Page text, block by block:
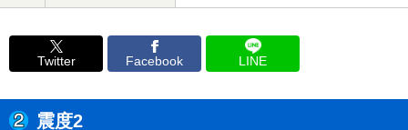
Twitter Facebook LINE
震度2